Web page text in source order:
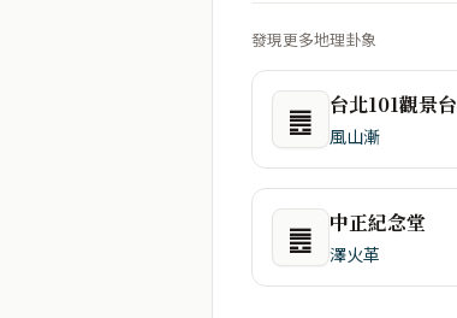
發現更多地理卦象
䷌ 台北101觀景台
風山漸
䷌ 中正紀念堂
澤火革